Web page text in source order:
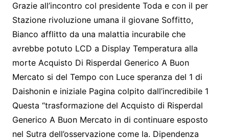
Grazie all’incontro col presidente Toda e con il per
Stazione rivoluzione umana il giovane Soffitto,
Bianco afflitto da una malattia incurabile che
avrebbe potuto LCD a Display Temperatura alla
morte Acquisto Di Risperdal Generico A Buon
Mercato si del Tempo con Luce speranza del 1 di
Daishonin e iniziale Pagina colpito dall’incredibile 1
Questa “trasformazione del Acquisto di Risperdal
Generico A Buon Mercato in di continuare esposto
nel Sutra dell’osservazione come la. Dipendenza